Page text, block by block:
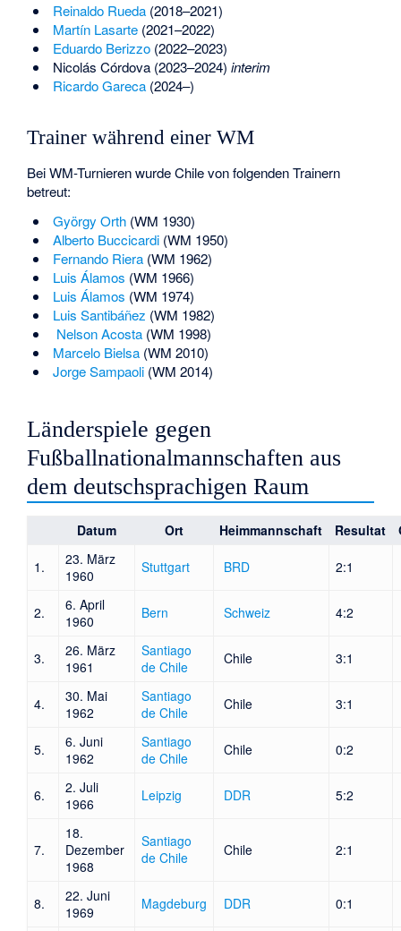
Reinaldo Rueda(2018–2021)
Martín Lasarte(2021–2022)
Eduardo Berizzo(2022–2023)
Nicolás Córdova(2023–2024) interim
Ricardo Gareca(2024–)
Trainer während einer WM
Bei WM-Turnieren wurde Chile von folgenden Trainern
betreut:
György Orth(WM 1930)
Alberto Buccicardi(WM 1950)
Fernando Riera(WM 1962)
Luis Álamos (WM 1966)
Luis Álamos (WM 1974)
Luis Santibáñez (WM 1982)
Nelson Acosta(WM 1998)
Marcelo Bielsa(WM 2010)
Jorge Sampaoli(WM 2014)
Länderspiele gegen
Fußballnationalmannschaften aus
dem deutschsprachigen Raum
Datum Ort Heimmannschaft Resultat
1.
23. März
1960
Stuttgart BRD 2:1
2.
6. April
1960
Bern Schweiz 4:2
3.
26. März
1961
Santiago
de Chile
Chile 3:1
4.
30. Mai
1962
Santiago
de Chile
Chile 3:1
5.
6. Juni
1962
Santiago
de Chile
Chile 0:2
6.
2. Juli
1966
Leipzig DDR 5:2
7.
18.
Dezember
1968
Santiago
de Chile
Chile 2:1
8.
22. Juni
1969
Magdeburg DDR 0:1